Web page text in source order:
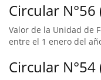
Circular
Valor de la Unidad de
entre el 1 enero del
Circular